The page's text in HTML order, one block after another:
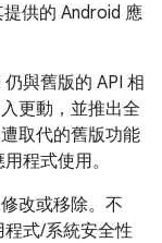
供的 Android 應
與舊版的 API 相
更動，並推出全
取代的舊版功能
程式使用。
改或移除。不
程式/系統安全性